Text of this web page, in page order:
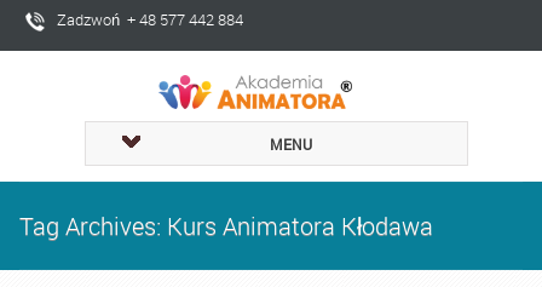
Zadzwoń + 48 577 442 884
MENU
Tag Archives: Kurs Animatora Kłodawa